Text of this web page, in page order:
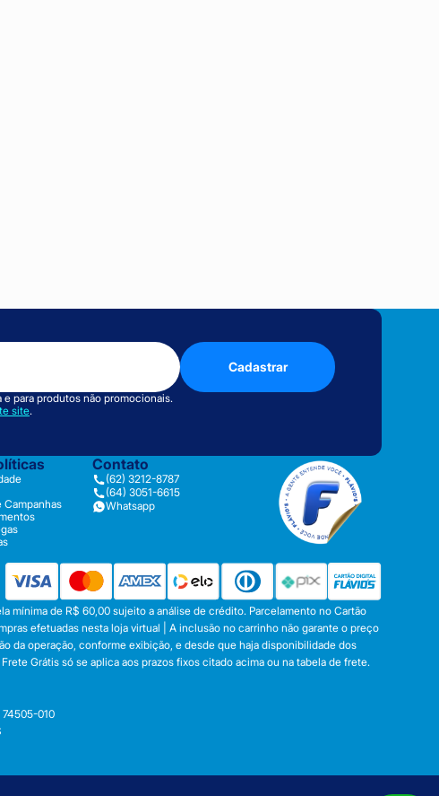
Cadastrar
para produtos não promocionais.
site.
Campanhas
Contato
(62) 3212-8787
(64) 3051-6615
Whatsapp
mínima de R$ 60,00 sujeito a análise de crédito. Parcelamento no Cartão
efetuadas nesta loja virtual | A inclusão no carrinho não garante o preço
da operação, conforme exibição, e desde que haja disponibilidade dos
Grátis só se aplica aos prazos fixos citado acima ou na tabela de frete.
74505-010